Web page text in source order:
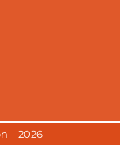
– 2026